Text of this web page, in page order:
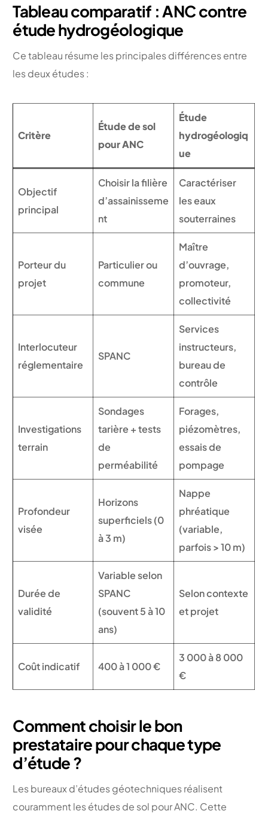
Tableau comparatif : ANC contre
étude hydrogéologique
Ce tableau résume les principales différences entre
les deux études :
Critère
Étude de sol
pour ANC
Étude
hydrogéologiq
ue
Objectif
principal
Choisir la filière
d’assainisseme
nt
Caractériser
les eaux
souterraines
Porteur du
projet
Particulier ou
commune
Maître
d’ouvrage,
promoteur,
collectivité
Interlocuteur
réglementaire
SPANC
Services
instructeurs,
bureau de
contrôle
Investigations
terrain
Sondages
tarière + tests
de
perméabilité
Forages,
piézomètres,
essais de
pompage
Profondeur
visée
Horizons
superficiels (0
à 3 m)
Nappe
phréatique
(variable,
parfois > 10 m)
Durée de
validité
Variable selon
SPANC
(souvent 5 à 10
ans)
Selon contexte
et projet
Coût indicatif 400 à 1 000 €
3 000 à 8 000
€
Comment choisir le bon
prestataire pour chaque type
d’étude ?
Les bureaux d’études géotechniques réalisent
couramment les études de sol pour ANC. Cette